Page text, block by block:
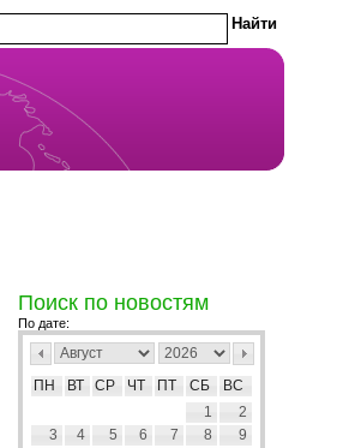
Поиск по новостям
По дате:
ПН ВТ СР ЧТ ПТ СБ
ВС
1
2
3
4 5 6 7 8
9